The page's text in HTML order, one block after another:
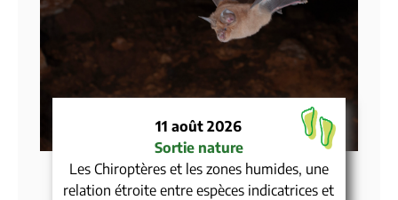
11 août 2026
Sortie nature
Les Chiroptères et les zones humides, une
relation étroite entre espèces indicatrices et